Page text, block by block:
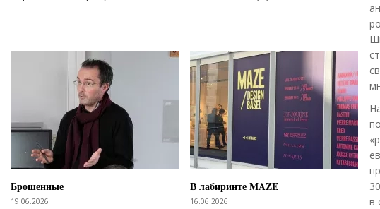
Брошенные
19.06.2026
В лабиринте MAZE
16.06.2026
в